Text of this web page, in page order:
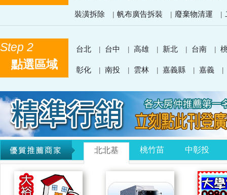
裝潢拆除 帆布廣告拆裝 廢棄物清運
Step 2
點選區域
台北 台中 高雄 新北 台南
彰化 南投 雲林 嘉義縣 嘉義
北北基 桃竹苗 中彰投